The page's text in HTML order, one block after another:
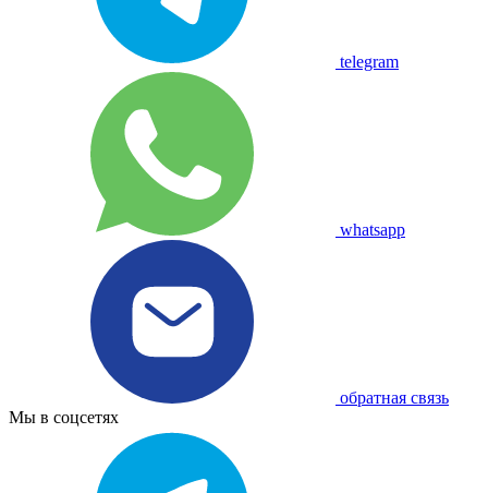
telegram
whatsapp
обратная связь
Мы в соцсетях